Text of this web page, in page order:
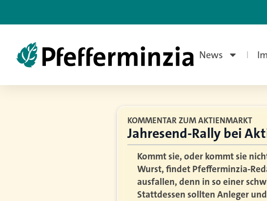
News
KOMMENTAR ZUM AKTIENMARKT
Jahresend-Rally bei
Kommt sie, oder kommt sie
Wurst, findet Pfefferminzia-
ausfallen, denn in so einer
Stattdessen sollten Anleger